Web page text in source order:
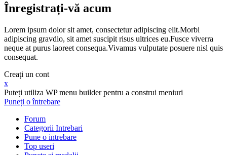
Înregistrați-vă acum
Lorem ipsum dolor sit amet, consectetur adipiscing elit.Morbi
adipiscing gravdio, sit amet suscipit risus ultrices eu.Fusce viverra
neque at purus laoreet consequa.Vivamus vulputate posuere nisl quis
consequat.
Creați un cont
x
Puteți utiliza WP menu builder pentru a construi meniuri
Puneți o întrebare
Forum
Categorii Intrebari
Pune o intrebare
Top useri